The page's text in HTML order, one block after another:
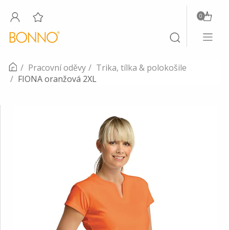
Toggle
search
0
Toggle
Pracovní oděvy
Trika, tílka & polokošile
FIONA oranžová 2XL